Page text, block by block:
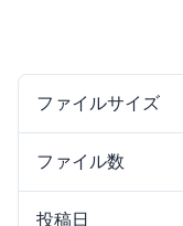
ファイルサイズ
ファイル数
投稿日